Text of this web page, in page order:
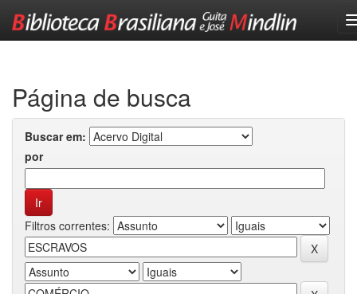
Página de busca
Buscar em:
por
Filtros correntes: